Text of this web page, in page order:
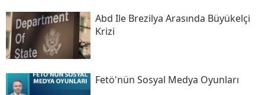
Abd Ile Brezilya Arasında Büyükelçi
Krizi
Fetö'nün Sosyal Medya Oyunları